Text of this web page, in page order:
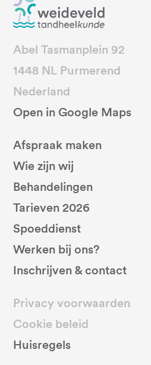
Abel Tasmanplein 92
1448 NL Purmerend
Nederland
Open in Google Maps
Afspraak maken
Wie zijn wij
Behandelingen
Tarieven 2026
Spoeddienst
Werken bij ons?
Inschrijven & contact
Privacy voorwaarden
Cookie beleid
Huisregels